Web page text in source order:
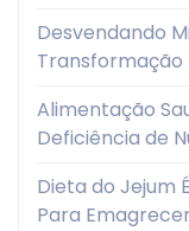
Desvendando
Transformação
Alimentação
Deficiência de
Dieta do Jejum
Para Emagrecer